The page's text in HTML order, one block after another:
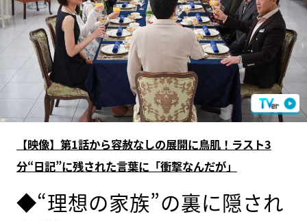
【映像】第1話から容赦なしの展開に鳥肌！ラスト3
分“日記”に残された言葉に「衝撃なんだが」
◆“理想の家族”の裏に隠され